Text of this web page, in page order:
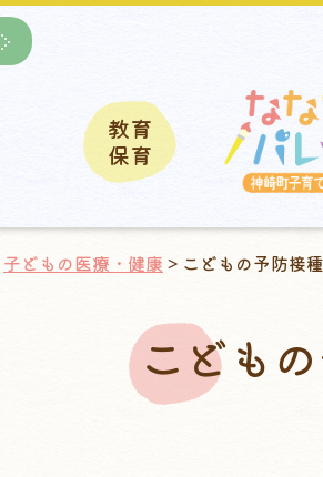
教育
保育
子どもの医療・健康 > こどもの予防接種
こども